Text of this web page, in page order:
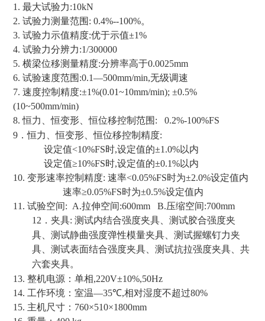
1.最大试验力:10kN
2.试验力测量范围 : 0.4%--100%。
3.试验力示值精度:优于示值±1%
4.试验力分辨力:1/300000
5.横梁位移测量精度:分辨率高于0.0025mm
6.试验速度范围 :0.1—500mm/min,无级调速
7.速度控制精度:±1%(0.01~10mm/min);±0.5%
(10~500mm/min)
8. 恒力、恒变形、恒位移控制范围 :
0.2%-100%FS
9 ．恒力、恒变形、恒位移控制精度:
设定值<10%FS时,设定值的±1.0%以内
设定值≥10%FS时,设定值的±0.1%以内
10.变形速率控制精度:速率<0.05%FS时为±2.0%设定值内
速率≥0.05%FS时为±0.5%设定值内
11.试验空间: A.拉伸空间:600mm B.压缩空间:700mm
12 ．夹具: 测试内结合强度夹具、测试胶合强度夹
具、测试静曲强度弹性模量夹具、测试握螺钉力夹
具、测试表面结合强度夹具、测试抗拉强度夹具、共
六套夹具。
13.整机电源：单相,220V±10%,50Hz
14.工作环境：室温—35℃,相对湿度不超过80%
15. 主机尺寸： 760×510×1800mm